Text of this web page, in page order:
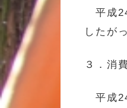
平成
したが
３．消
平成